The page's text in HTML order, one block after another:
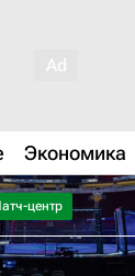
Экономика
центр